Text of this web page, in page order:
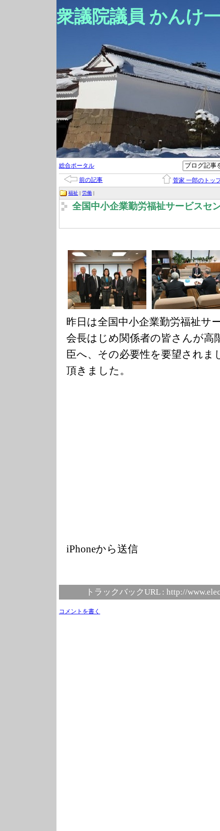
衆議院議員 かんけ
総合ポータル
前の記事 菅家 一郎のトッ
福祉 | 労働 |
全国中小企業勤労福祉サービスセ
昨日は全国中小企業勤労福祉サ
会長はじめ関係者の皆さんが高
臣へ、その必要性を要望されま
頂きました。
iPhoneから送信
トラックバックURL : http://
コメントを書く